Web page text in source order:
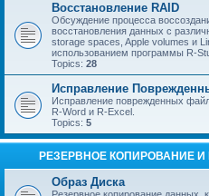
Восстановление RAID
Обсуждение процесса
восстановления данных с
storage spaces, Apple volumes и
использованием программы R-
Topics: 28
Исправление
Исправление поврежденных
R-Word и R-Excel.
Topics: 5
РЕЗЕРВНОЕ КОПИРОВАНИЕ
Образ Диска